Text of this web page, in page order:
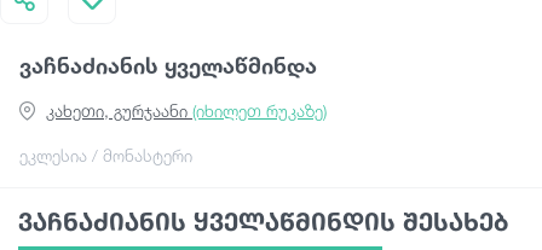
გიდები
საქართველო
ვაჩნაძიანის ყველაწმინდა
ეკლესია / მონასტერი
კახეთი, გურჯაანი (იხილეთ რუკაზე)
ვაჩნაძიანის ყველაწმინდის შესახებ